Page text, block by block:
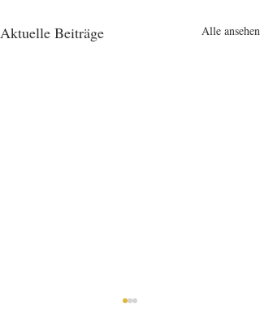
Aktuelle Beiträge Alle ansehen